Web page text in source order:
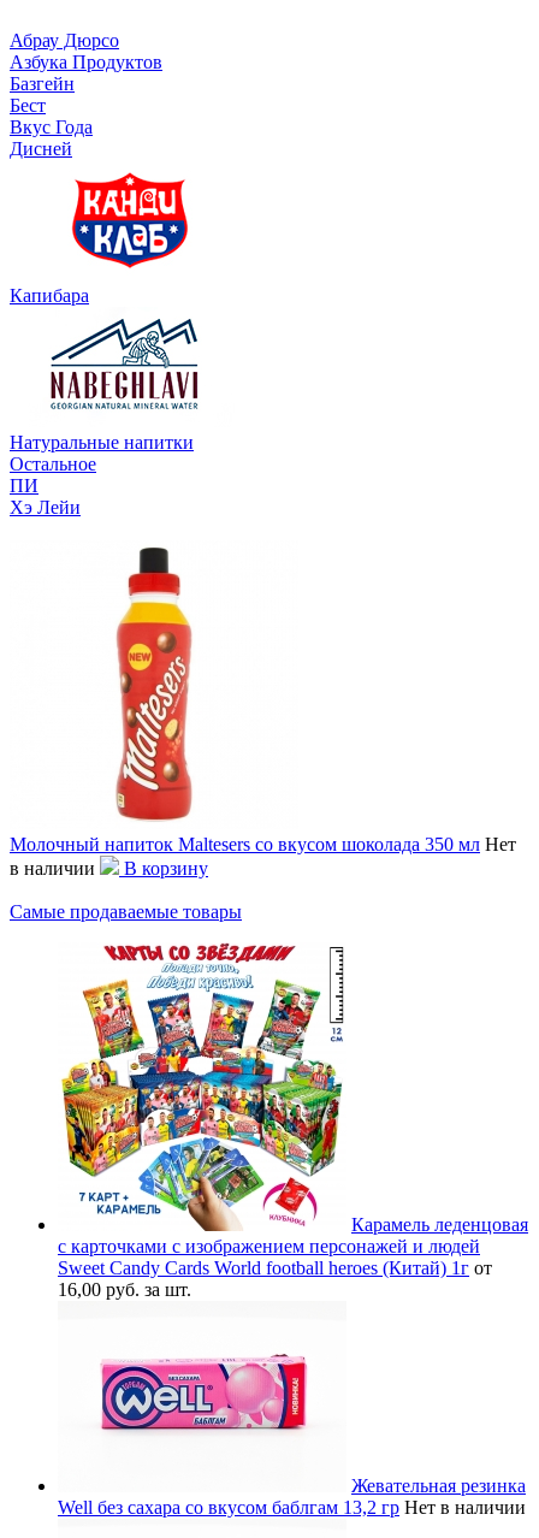
Абрау Дюрсо
Азбука Продуктов
Базгейн
Бест
Вкус Года
Дисней
Капибара
Натуральные напитки
Остальное
ПИ
Хэ Лейи
Молочный напиток Maltesers со вкусом шоколада 350 мл Нет
в наличии
В корзину
Самые продаваемые товары
Карамель леденцовая
с карточками с изображением персонажей и людей
Sweet Candy Cards World football heroes (Китай) 1г от
16,00 руб. за шт.
Жевательная резинка
Well без сахара со вкусом баблгам 13,2 гр Нет в наличии